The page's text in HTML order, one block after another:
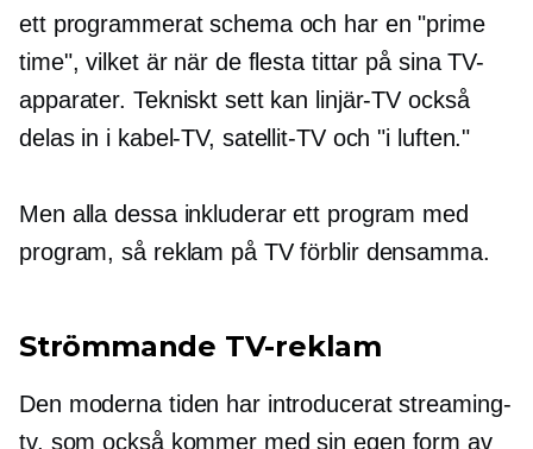
ett programmerat schema och har en "prime
time", vilket är när de flesta tittar på sina TV-
apparater. Tekniskt sett kan linjär-TV också
delas in i kabel-TV, satellit-TV och"i luften."
Men alla dessa inkluderar ett program med
program, så reklam på TV förblir densamma.
Strömmande TV-reklam
Den moderna tiden har introducerat streaming-
tv, som också kommer med sin egen form av